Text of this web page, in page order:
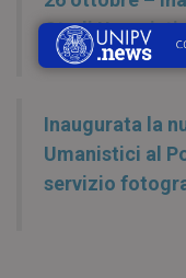
Studi
Inaugurata la
Umanistici al
servizio